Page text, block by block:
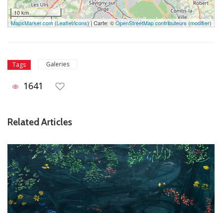
10 km
5 mi
MapsMarker.com(Leaflet/icons) | Carte: ©OpenStreetMap contributeurs(modifier)
Tags Galeries
1641
Related Articles